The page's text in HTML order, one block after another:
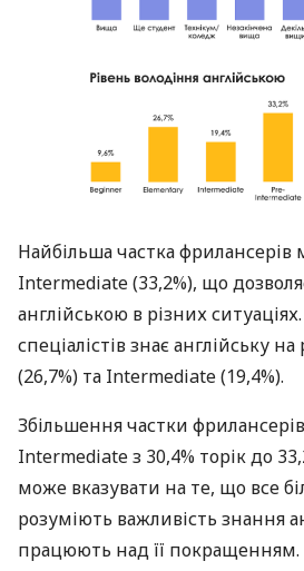
Найбільша частка фрилансерів
Intermediate (33,2%), що
англійською в різних
спеціалістів знає англійську
(26,7%) та Intermediate (19,4%).
Збільшення частки
Intermediate з 30,4% торік до
може вказувати на те, що все
розуміють важливість знання
працюють над її покращенням.